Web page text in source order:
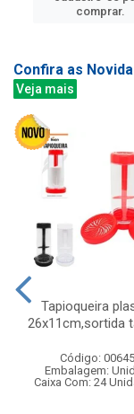
comprar.
Confira as
Veja mais
Tapioqueira
26x11cm,sortida
Código:
Embalagem:
Caixa Com: 24